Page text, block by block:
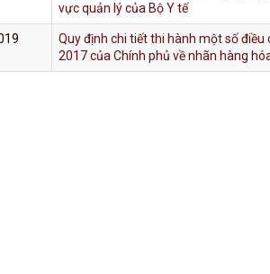
vực quản lý của Bộ Y tế
Quy định chi tiết thi hành một số
2017 của Chính phủ về nhãn hàng